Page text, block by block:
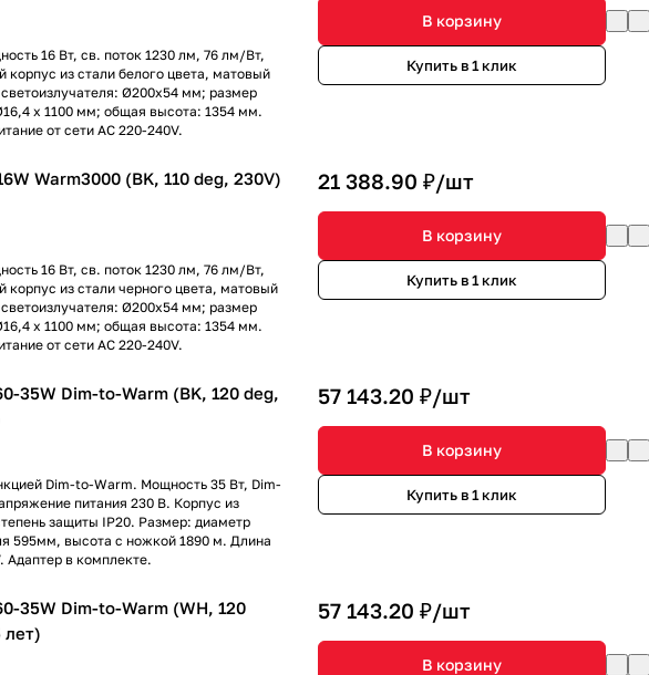
16 Вт, св. поток 1230 лм, 76 лм/Вт,
корпус из стали белого цвета, матовый
Ø200х54 мм; размер
x 1100 мм; общая высота: 1354 мм.
от сети AC 220-240V.
В корзину
Купить в 1 клик
Warm3000 (BK, 110 deg, 230V)
16 Вт, св. поток 1230 лм, 76 лм/Вт,
корпус из стали черного цвета, матовый
Ø200х54 мм; размер
x 1100 мм; общая высота: 1354 мм.
от сети AC 220-240V.
21 388.90 ₽/шт
В корзину
Купить в 1 клик
35W Dim-to-Warm (BK, 120 deg,
Dim-to-Warm. Мощность 35 Вт, Dim-
питания 230 В. Корпус из
защиты IP20. Размер: диаметр
595мм, высота с ножкой 1890 м. Длина
Адаптер в комплекте.
57 143.20 ₽/шт
В корзину
Купить в 1 клик
35W Dim-to-Warm (WH, 120
57 143.20 ₽/шт
В корзину